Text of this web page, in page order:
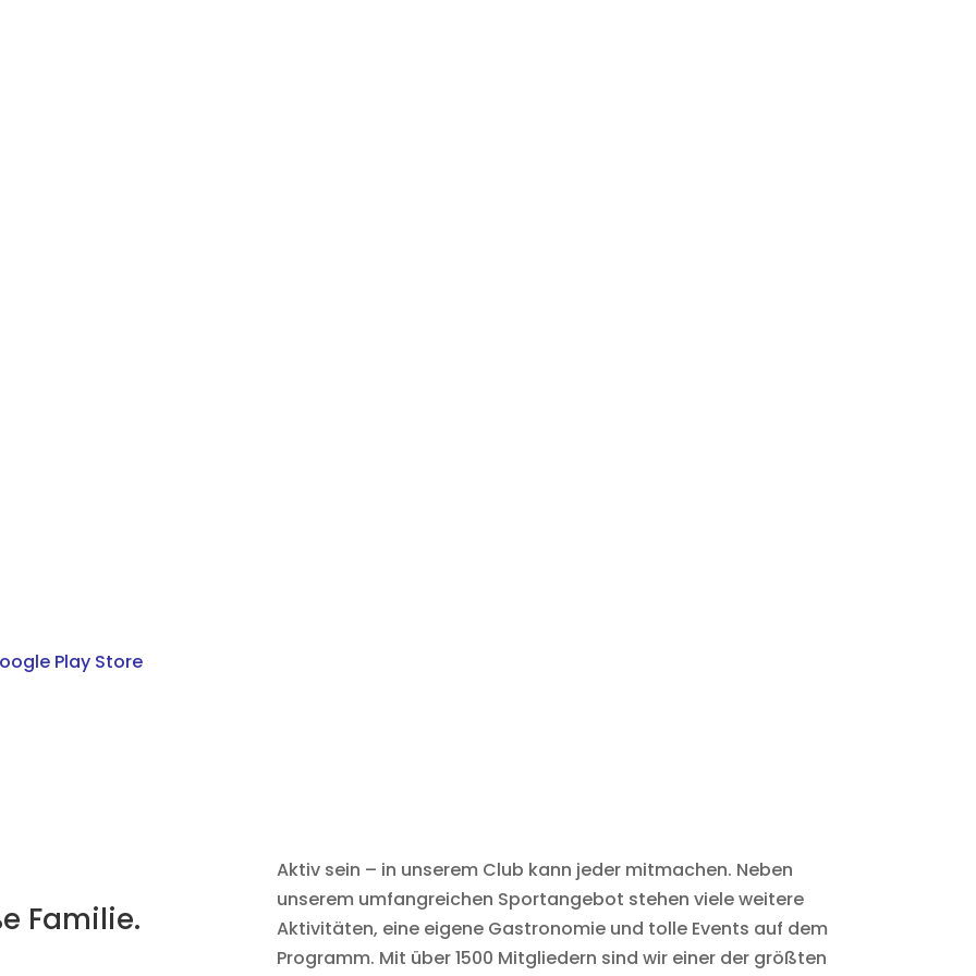
Familie.
Aktiv sein – in unserem Club kann jeder mitmachen. Neben
unserem umfangreichen Sportangebot stehen viele weitere
Aktivitäten, eine eigene Gastronomie und tolle Events auf dem
Programm. Mit über 1500 Mitgliedern sind wir einer der größten